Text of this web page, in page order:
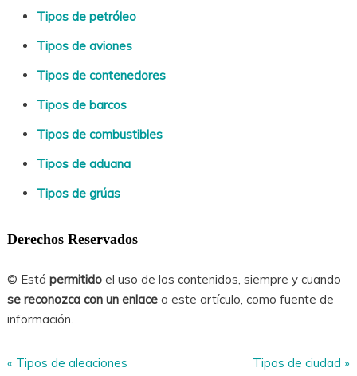
Tipos de petróleo
Tipos de aviones
Tipos de contenedores
Tipos de barcos
Tipos de combustibles
Tipos de aduana
Tipos de grúas
Derechos Reservados
© Está permitidoel uso de los contenidos, siempre y cuando
se reconozca con un enlacea este artículo, como fuente de
información.
« Tipos de aleaciones Tipos de ciudad »